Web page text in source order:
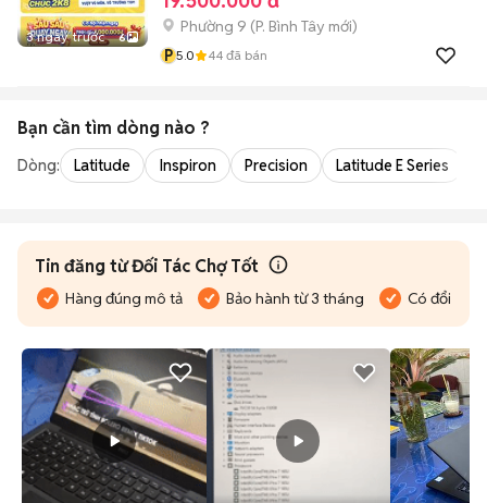
3 ngày trước 6
Phường 9 (P. Bình Tây mới)
P 5.0 44 đã bán
Bạn cần tìm dòng nào ?
Dòng: Latitude Inspiron Precision Latitude E Series
Tin đăng từ Đối Tác Chợ Tốt
Hàng đúng mô tả Bảo hành từ 3 tháng Có đổi trả